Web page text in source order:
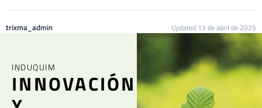
trixma_admin Updated 13 de abril de 2025
INDUQUIM
INNOVACIÓN